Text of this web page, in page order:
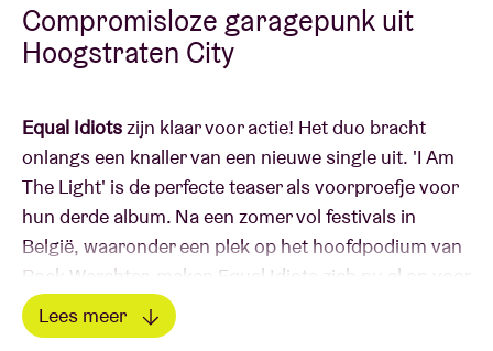
Compromisloze garagepunk uit
Hoogstraten City
Equal Idiotszijn klaar voor actie! Het duo bracht
onlangs een knaller van een nieuwe single uit. 'I Am
The Light' is de perfecte teaser als voorproefje voor
hun derde album. Na een zomer vol festivals in
België, waaronder een plek op het hoofdpodium van
Rock Werchter, maken Equal Idiots zich nu al op voor
de herfst met een nieuwe live show.
Equal Idiots - naar eigen zeggen “twee idioten uit
Lees meer